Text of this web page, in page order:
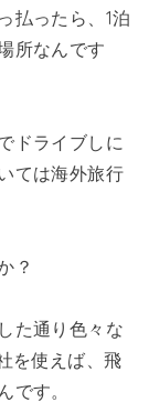
払ったら、1泊
所なんです
ドライブしに
ては海外旅行
？
た通り色々な
を使えば、飛
です。